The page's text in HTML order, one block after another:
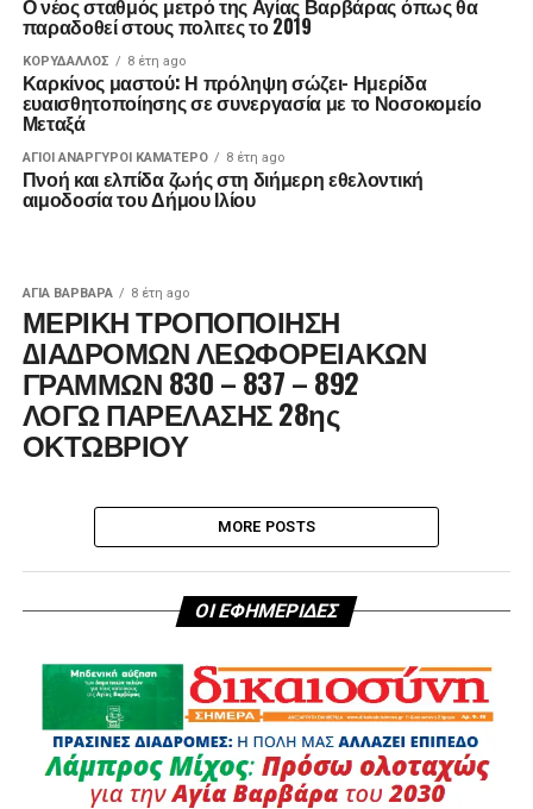
παραδοθεί στους πολιτες το 2019
ΚΟΡΥΔΑΛΛΟΣ 8 έτη ago
Καρκίνος μαστού: Η πρόληψη σώζει- Ημερίδα
ευαισθητοποίησης σε συνεργασία με το Νοσοκομείο
Μεταξά
ΑΓΙΟΙ ΑΝΑΡΓΥΡΟΙ ΚΑΜΑΤΕΡΟ 8 έτη ago
Πνοή και ελπίδα ζωής στη διήμερη εθελοντική
αιμοδοσία του Δήμου Ιλίου
ΑΓΙΑ ΒΑΡΒΑΡΑ 8 έτη ago
ΜΕΡΙΚΗ ΤΡΟΠΟΠΟΙΗΣΗ
∆ΙΑ∆ΡΟΜΩΝ ΛΕΩΦΟΡΕΙΑΚΩΝ
ΓΡΑΜΜΩΝ 830 – 837 – 892
ΛΟΓΩ ΠΑΡΕΛΑΣΗΣ 28ης
ΟΚΤΩΒΡΙΟΥ
MORE POSTS
ΟΙ ΕΦΗΜΕΡΙΔΕΣ